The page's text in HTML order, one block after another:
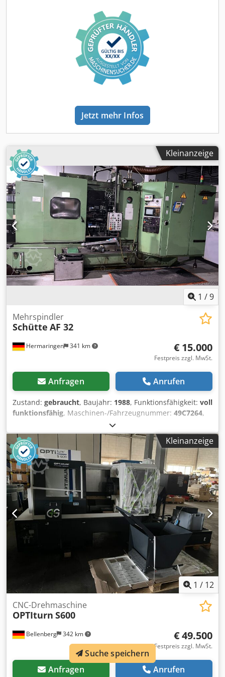
Messgenauigkeit, Zuverlässigkeit und Flexibilität im
industriellen Einsatz. Durch ihren modularen Aufbau lässt
sich der Tester perfekt an individuelle Produktions- oder
Entwicklungsanforderungen anpassen. 🔍 Funktionen &
Ausstattung • Integriertes Lasermodul (940 nm, zirkular
polarisiert) für exakte optische Beleuchtung •
Hochauflösende Kamera mit automatischer Kalibrierung
und großem Sichtfeld • Roboterbasiertes Wafer-Handling
Analysesoftware zur Bewertung von Effizienz, Kontrast,
Gleichmäßigkeit und Leistung • CE-zertifiziert, inklusive
Sicherheitsverriegelung und Reinraum-kompatibler
Touchscreen und integriertes GUI-System •
Anschlussmöglichkeiten für LAN, Strom und Druckluft (6
bar) ⚙️ Technische Vorteile • Automatische Bildaufnahme
und Auswertung der Prüflinge (DUTs) • Unterstützt
kundenspezifische Softwaremodule (DLLs) • Geringe
Wartung, robuste Bauweise, hohe Betriebssicherheit
Cjdpfoy R Dzgjx Aa Ejha • Optional: Z-Höhensteuerung und
Wafer-Flip-Station 💡 Einsatzgebiete Ideal für Forschung,
Entwicklung, Qualitätssicherung und Serienproduktion in
den Bereichen: • Optoelektronik • Sensorfertigung •
Halbleitertechnologie • Mikrosystemtechnik
Jetzt mehr Infos
Kleinanzeige
1 /9
Hermaringen 341 km
Mehrspindler
Schütte AF 32
€ 15.000
Festpreis zzgl. MwSt.
Anfragen Anrufen
Zustand: gebraucht, Baujahr: 1988, Funktionsfähigkeit: voll
funktionsfähig, Maschinen-/Fahrzeugnummer: 49C7264,
8-Spindel-Drehautomat (90), Fabr. Schütte, Typ AF32, Bj
1988, SN 49C7264, Lademagazin, Fabr. Pietro Cucchi, m.
integr. Späneförderer, m. C-Achse u. Steuerung, Fabr.
Siemens, Typ Sinumerik System 3 Csdpfx Aoy Drclea Eeha
Kleinanzeige
1 / 12
Bellenberg 342 km
CNC-Drehmaschine
OPTIturn S600
€ 49.500
Festpreis zzgl. MwSt.
Anfragen Anrufen
Suche speichern